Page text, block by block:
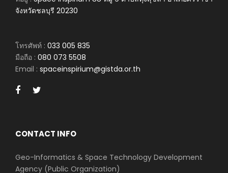
จังหวัดชลบุรี 20230
โทรศัพท์ : 033 005 835
มือถือ : 080 073 5508
Email : spaceinspirium@gistda.or.th
CONTACT INFO
Geo-Informatics & Space Technology Development
Agency (Public Organization)